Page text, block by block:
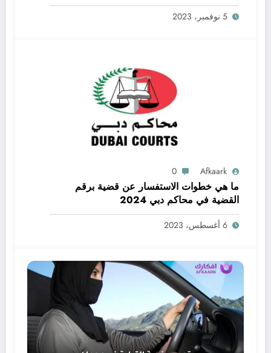
5 نوفمبر، 2023
Afkaark
0
ما هي خطوات الاستفسار عن قضية برقم
القضية في محاكم دبي 2024
6 أغسطس، 2023